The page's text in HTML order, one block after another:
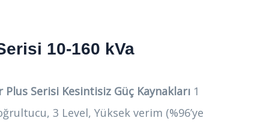
10-160 kVa
Serisi Kesintisiz Güç Kaynakları 1
3 Level, Yüksek verim (%96’ye